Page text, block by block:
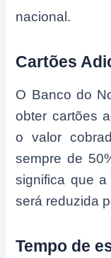
nacional.
Cartões
O Banco do
obter cartões
o valor
sempre de
significa que a
será reduzida
Tempo de